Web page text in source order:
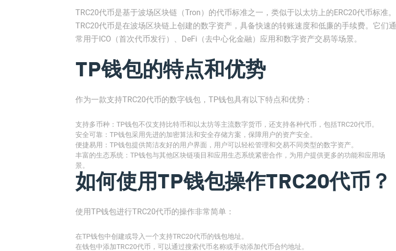
TRC20代币是基于波场区块链（Tron）的代币标准之一，类似于以太坊上的ERC20代币标准。
TRC20代币是在波场区块链上创建的数字资产，具备快速的转账速度和低廉的手续费。它们通
常用于ICO（首次代币发行）、DeFi（去中心化金融）应用和数字资产交易等场景。
TP钱包的特点和优势
作为一款支持TRC20代币的数字钱包，TP钱包具有以下特点和优势：
支持多币种：TP钱包不仅支持比特币和以太坊等主流数字货币，还支持各种代币，包括TRC20代币。
安全可靠：TP钱包采用先进的加密算法和安全存储方案，保障用户的资产安全。
便捷易用：TP钱包提供简洁友好的用户界面，用户可以轻松管理和交易不同类型的数字资产。
丰富的生态系统：TP钱包与其他区块链项目和应用生态系统紧密合作，为用户提供更多的功能和应用场
景。
如何使用TP钱包操作TRC20代币？
使用TP钱包进行TRC20代币的操作非常简单：
在TP钱包中创建或导入一个支持TRC20代币的钱包地址。
在钱包中添加TRC20代币，可以通过搜索代币名称或手动添加代币合约地址。